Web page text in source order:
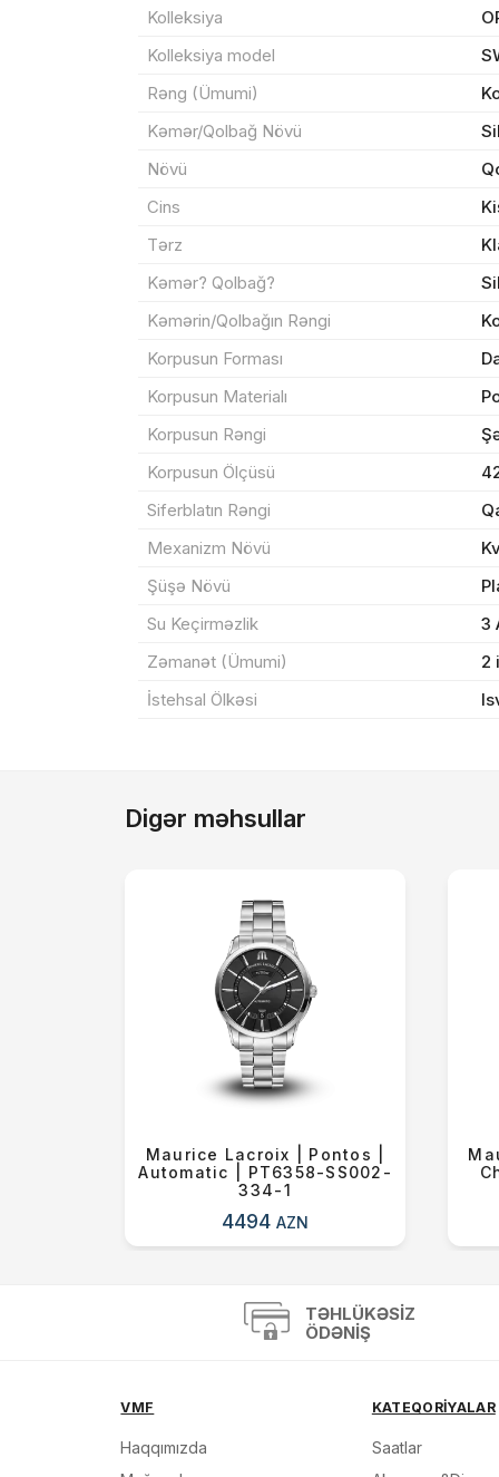
Kolleksiya
Kolleksiya model
Rəng (Ümumi)
Kəmər/Qolbağ Növü
Növü
Cins
Tərz
Kəmər? Qolbağ?
Kəmərin/Qolbağın Rəngi
Korpusun Forması
Korpusun Materialı
Korpusun Rəngi
Korpusun Ölçüsü
Siferblatın Rəngi
Mexanizm Növü
Şüşə Növü
Su Keçirməzlik
3
Zəmanət (Ümumi)
2
İstehsal Ölkəsi
Digər məhsullar
Maurice Lacroix | Pontos |
Automatic | PT6358-SS002-
334-1
4494AZN
TƏHLÜKƏSIZ
ÖDƏNIŞ
VMF
Haqqımızda
KATEQORİYALAR
Saatlar